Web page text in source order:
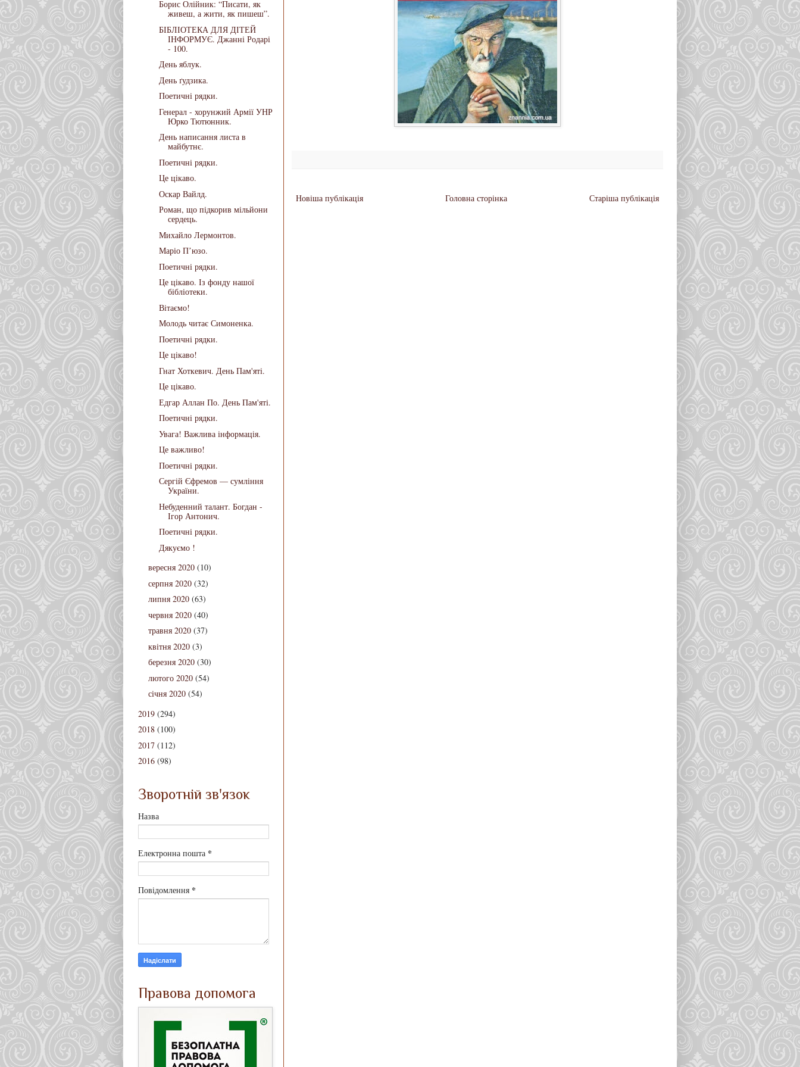
Новіша публікація Старіша публікація
Головна сторінка
Борис Олійник: “Писати, як
живеш, а жити, як пишеш”.
БІБЛІОТЕКА ДЛЯ ДІТЕЙ
ІНФОРМУЄ. Джанні Родарі
- 100.
День яблук.
День ґудзика.
Поетичні рядки.
Генерал - хорунжий Армії УНР
Юрко Тютюнник.
День написання листа в
майбутнє.
Поетичні рядки.
Це цікаво.
Оскар Вайлд.
Роман, що підкорив мільйони
сердець.
Михайло Лермонтов.
Маріо Пʼюзо.
Поетичні рядки.
Це цікаво. Із фонду нашої
бібліотеки.
Вітаємо!
Молодь читає Симоненка.
Поетичні рядки.
Це цікаво!
Гнат Хоткевич. День Пам'яті.
Це цікаво.
Едгар Аллан По. День Пам'яті.
Поетичні рядки.
Увага! Важлива інформація.
Це важливо!
Поетичні рядки.
Сергій Єфремов — сумління
України.
Небуденний талант. Богдан -
Ігор Антонич.
Поетичні рядки.
Дякуємо !
вересня 2020 (10)
серпня 2020 (32)
липня 2020 (63)
червня 2020 (40)
травня 2020 (37)
квітня 2020 (3)
березня 2020 (30)
лютого 2020 (54)
січня 2020 (54)
2019 (294)
2018 (100)
2017 (112)
2016 (98)
Зворотній зв'язок
Назва
Електронна пошта *
Повідомлення *
Правова допомога